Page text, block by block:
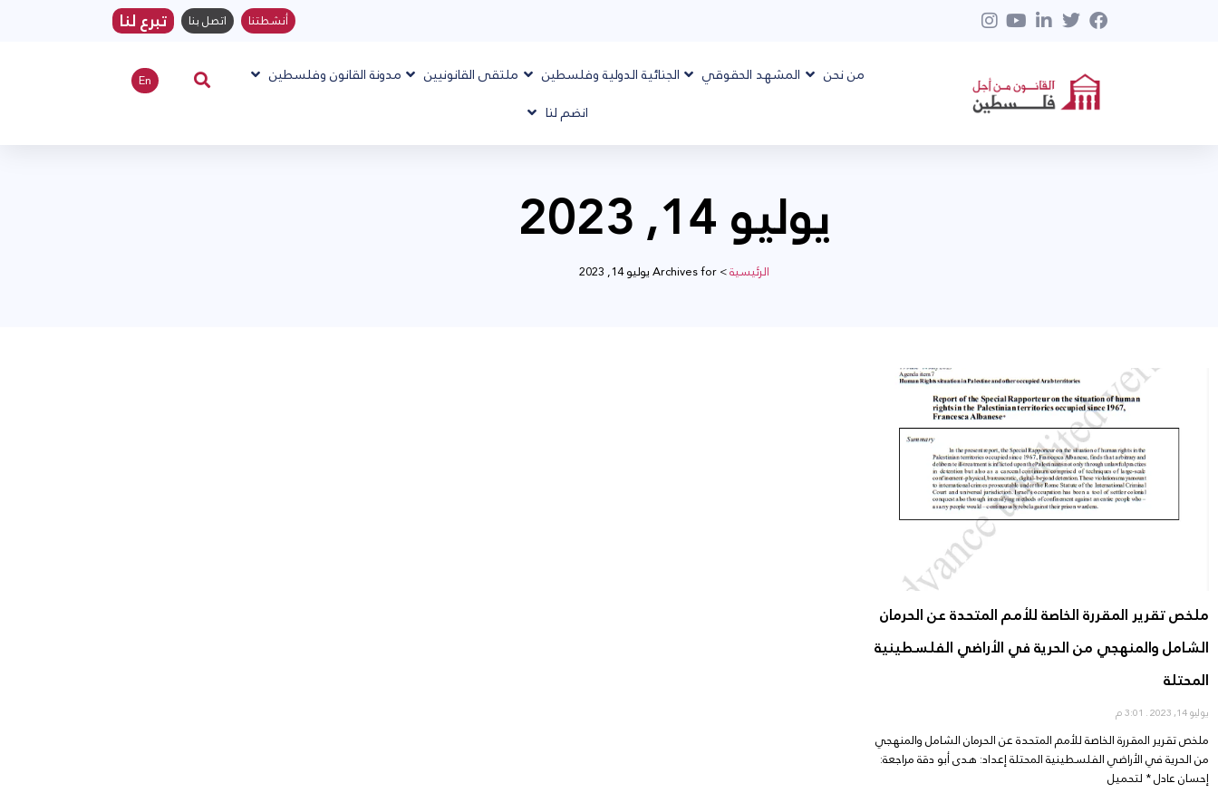
أنشطتنا اتصل بنا تبرع لنا
من نحن المشهد الحقوقي الجنائية الدولية وفلسطين ملتقى القانونيين مدونة القانون وفلسطين
انضم لنا
En
يوليو 14, 2023
الرئيسية>Archives for يوليو 14, 2023
ملخص تقرير المقررة الخاصة للأمم المتحدة عن الحرمان
الشامل والمنهجي من الحرية في الأراضي الفلسطينية
المحتلة
يوليو 14, 2023
ملخص تقرير المقررة الخاصة للأمم المتحدة عن الحرمان الشامل والمنهجي
من الحرية في الأراضي الفلسطينية المحتلة إعداد: هدى أبو دقة مراجعة:
إحسان عادل * لتحميل